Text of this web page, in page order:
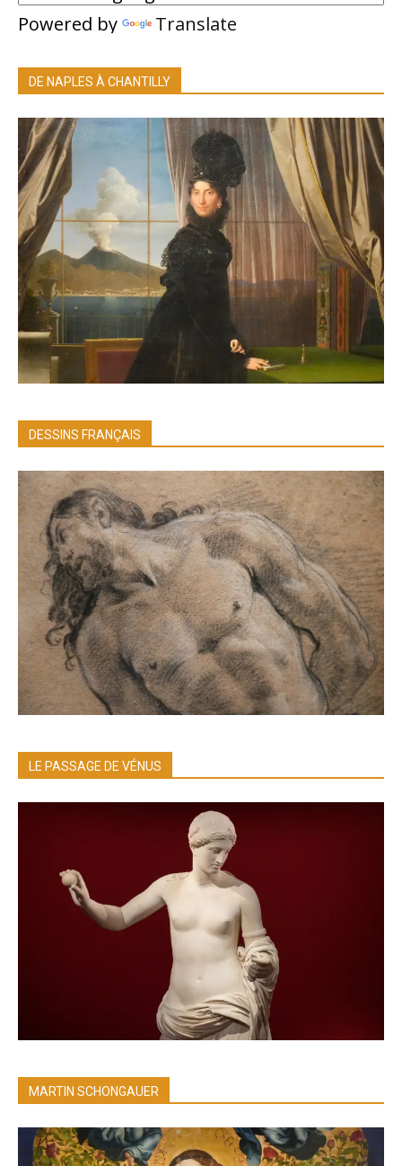
Powered by Translate
DE NAPLES À CHANTILLY
DESSINS FRANÇAIS
LE PASSAGE DE VÉNUS
MARTIN SCHONGAUER